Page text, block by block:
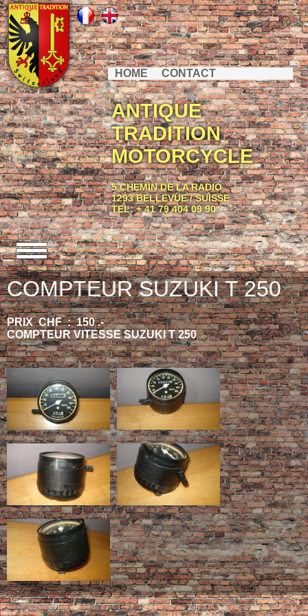
HOME CONTACT
ANTIQUE
TRADITION
MOTORCYCLE
5 CHEMIN DE LA RADIO
1293 BELLEVUE / SUISSE
TEL: + 41 79 404 09 90
COMPTEUR SUZUKI T 250
PRIX CHF : 150 .-
COMPTEUR VITESSE SUZUKI T 250